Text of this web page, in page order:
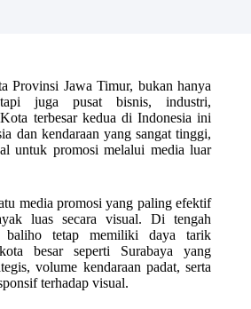
Provinsi Jawa Timur, bukan hanya
juga pusat bisnis, industri,
terbesar kedua di Indonesia ini
dan kendaraan yang sangat tinggi,
untuk promosi melalui media luar
media promosi yang paling efektif
luas secara visual. Di tengah
baliho tetap memiliki daya tarik
besar seperti Surabaya yang
volume kendaraan padat, serta
terhadap visual.